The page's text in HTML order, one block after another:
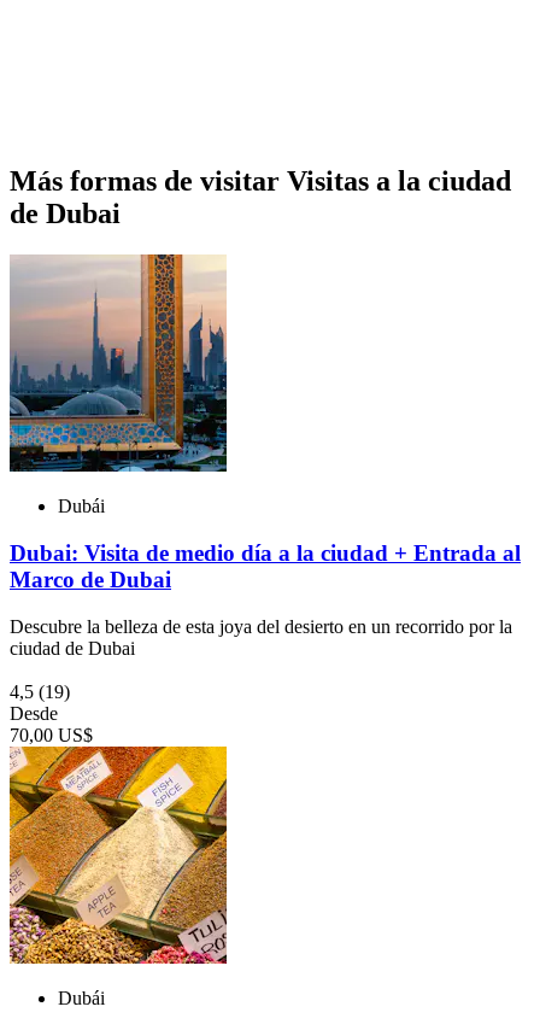
Más formas de visitar Visitas a la ciudad
de Dubai
Dubái
Dubai: Visita de medio día a la ciudad + Entrada al
Marco de Dubai
Descubre la belleza de esta joya del desierto en un recorrido por la
ciudad de Dubai
4,5 (19)
Desde
70,00 US$
Dubái